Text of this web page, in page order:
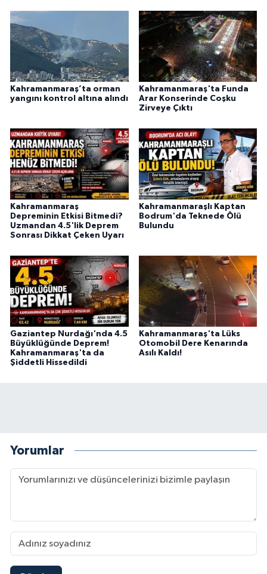
Kahramanmaraş’ta orman
yangını kontrol altına alındı
Kahramanmaraş'ta Funda
Arar Konserinde Coşku
Zirveye Çıktı
Kahramanmaraş
Depreminin Etkisi Bitmedi?
Uzmandan 4.5'lik Deprem
Sonrası Dikkat Çeken Uyarı
Kahramanmaraşlı Kaptan
Bodrum'da Teknede Ölü
Bulundu
Gaziantep Nurdağı'nda 4.5
Büyüklüğünde Deprem!
Kahramanmaraş'ta da
Şiddetli Hissedildi
Kahramanmaraş'ta Lüks
Otomobil Dere Kenarında
Asılı Kaldı!
Yorumlar
ÇEK GÖNDER
KİTAP
HEDEF2020
OTOMOBİL
MİZAH
TARİH
Genel
Politika
YEREL
BÖLGEDEN
BİLİM TEKNOLOJİ
ASAYİŞ
YARIŞMALAR
HABERDE İNSAN